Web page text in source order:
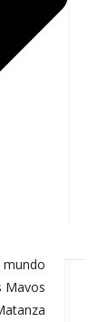
mundo
Mayos